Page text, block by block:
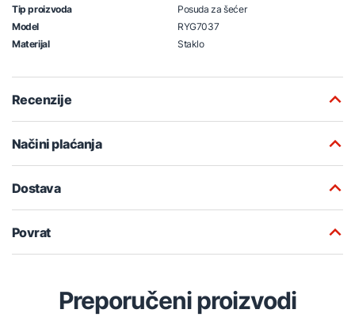
Tip proizvoda
Posuda za šećer
Model
RYG7037
Materijal
Staklo
Recenzije
Načini plaćanja
Dostava
Povrat
Preporučeni proizvodi